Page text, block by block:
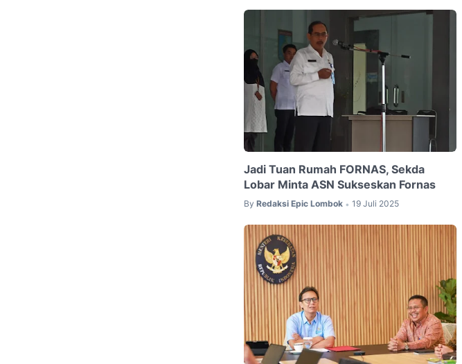
Jadi Tuan Rumah FORNAS, Sekda
Lobar Minta ASN Sukseskan Fornas
By Redaksi Epic Lombok • 19 Juli 2025